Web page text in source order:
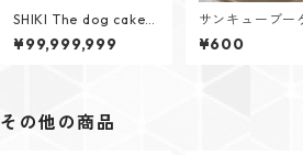
SHIKI The dog caker
y 必ずご確認ください
⚠️
¥99,999,999
サンキューブー
¥600
その他の商品